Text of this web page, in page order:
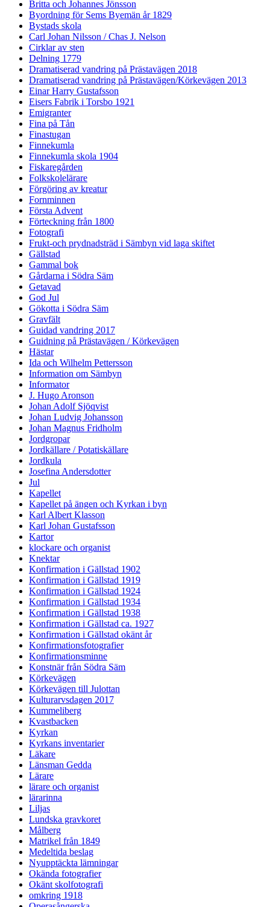
Britta och Johannes Jönsson
Byordning för Sems Byemän år 1829
Bystads skola
Carl Johan Nilsson / Chas J. Nelson
Cirklar av sten
Delning 1779
Dramatiserad vandring på Prästavägen 2018
Dramatiserad vandring på Prästavägen/Körkevägen 2013
Einar Harry Gustafsson
Eisers Fabrik i Torsbo 1921
Emigranter
Fina på Tån
Finastugan
Finnekumla
Finnekumla skola 1904
Fiskaregården
Folkskolelärare
Förgöring av kreatur
Fornminnen
Första Advent
Förteckning från 1800
Fotografi
Frukt-och prydnadsträd i Sämbyn vid laga skiftet
Gällstad
Gammal bok
Gårdarna i Södra Säm
Getavad
God Jul
Gökotta i Södra Säm
Gravfält
Guidad vandring 2017
Guidning på Prästavägen / Körkevägen
Hästar
Ida och Wilhelm Pettersson
Information om Sämbyn
Informator
J. Hugo Aronson
Johan Adolf Sjöqvist
Johan Ludvig Johansson
Johan Magnus Fridholm
Jordgropar
Jordkällare / Potatiskällare
Jordkula
Josefina Andersdotter
Jul
Kapellet
Kapellet på ängen och Kyrkan i byn
Karl Albert Klasson
Karl Johan Gustafsson
Kartor
klockare och organist
Knektar
Konfirmation i Gällstad 1902
Konfirmation i Gällstad 1919
Konfirmation i Gällstad 1924
Konfirmation i Gällstad 1934
Konfirmation i Gällstad 1938
Konfirmation i Gällstad ca. 1927
Konfirmation i Gällstad okänt år
Konfirmationsfotografier
Konfirmationsminne
Konstnär från Södra Säm
Körkevägen
Körkevägen till Julottan
Kulturarvsdagen 2017
Kummeliberg
Kvastbacken
Kyrkan
Kyrkans inventarier
Läkare
Länsman Gedda
Lärare
lärare och organist
lärarinna
Liljas
Lundska gravkoret
Målberg
Matrikel från 1849
Medeltida beslag
Nyupptäckta lämningar
Okända fotografier
Okänt skolfotografi
omkring 1918